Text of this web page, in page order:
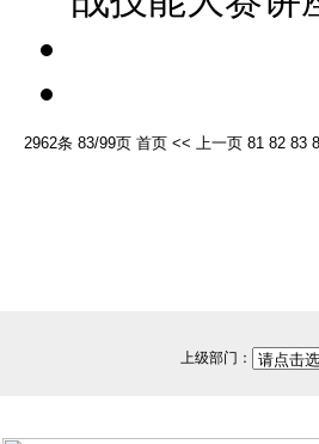
2962条 83/99页 首页 << 上一页 81 82 83
上级部门：